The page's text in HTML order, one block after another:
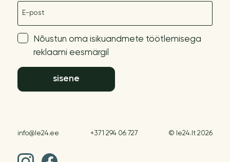
Nõustun oma isikuandmete töötlemisega
reklaami eesmärgil
sisene
info@le24.ee +371 294 06 727 © le24.lt 2026